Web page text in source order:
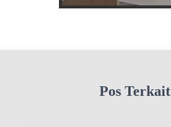
Pos Terkait